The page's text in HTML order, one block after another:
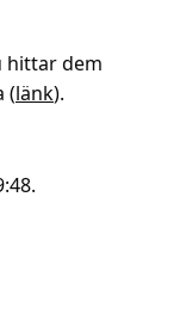
hittar dem
(länk).